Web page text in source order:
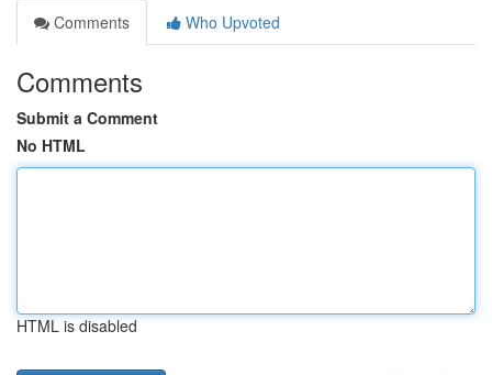
Comments
Who Upvoted
Comments
Submit a Comment
No HTML
HTML is disabled